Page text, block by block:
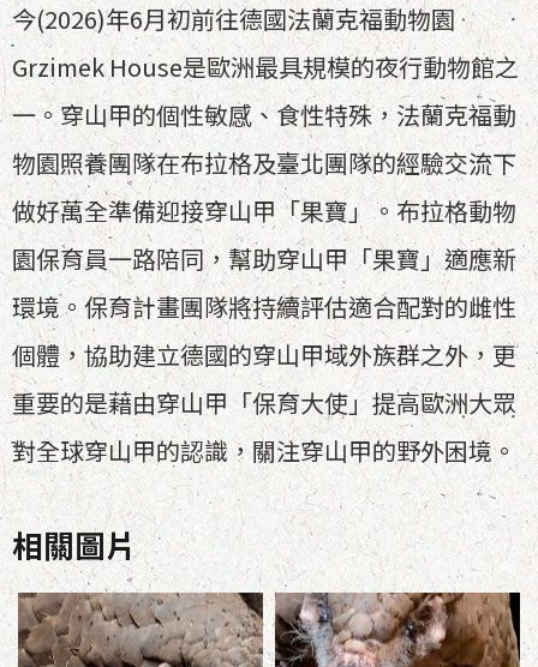
今(2026)年6月初前往德國法蘭克福動物園
Grzimek House是歐洲最具規模的夜行動物館之
一。穿山甲的個性敏感、食性特殊，法蘭克福動
物園照養團隊在布拉格及臺北團隊的經驗交流下
做好萬全準備迎接穿山甲「果寶」。布拉格動物
園保育員一路陪同，幫助穿山甲「果寶」適應新
環境。保育計畫團隊將持續評估適合配對的雌性
個體，協助建立德國的穿山甲域外族群之外，更
重要的是藉由穿山甲「保育大使」提高歐洲大眾
對全球穿山甲的認識，關注穿山甲的野外困境。
相關圖片